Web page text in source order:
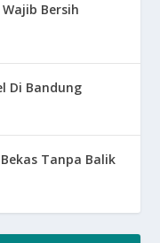
Bersih
Di Bandung
Tanpa Balik